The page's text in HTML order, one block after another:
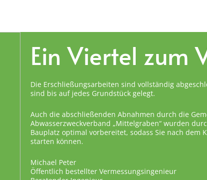
Ein Viertel zum
Die Erschließungsarbeiten sind vollständig
sind bis auf jedes Grundstück gelegt.
Auch die abschließenden Abnahmen durch die
Abwasserzweckverband „Mittelgraben“ wurden
Bauplatz optimal vorbereitet, sodass Sie nach dem
starten können.
Michael Peter
Öffentlich bestellter Vermessungsingenieur